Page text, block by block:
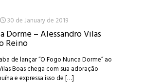
30 de January de 2019
Dorme – Alessandro Vilas
Reino
de lançar “O Fogo Nunca Dorme” ao
Boas chega com sua adoração
e expressa isso de[…]